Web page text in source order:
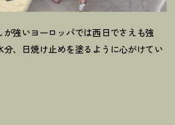
強いヨーロッパでは西日でさえも強
分、日焼け止めを塗るように心がけてい